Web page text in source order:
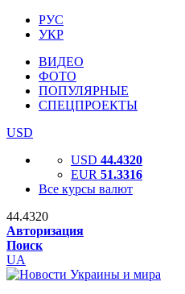
РУС
УКР
ВИДЕО
ФОТО
ПОПУЛЯРНЫЕ
СПЕЦПРОЕКТЫ
USD
USD 44.4320
EUR 51.3316
Все курсы валют
44.4320
Авторизация
Поиск
UA